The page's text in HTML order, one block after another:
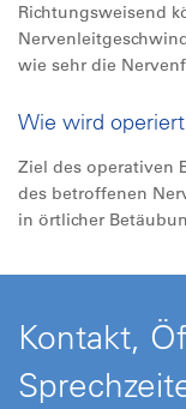
Richtungsweisend
wie sehr die
Wie wird
Ziel des operativen
des betroffenen
in örtlicher
Kontakt,